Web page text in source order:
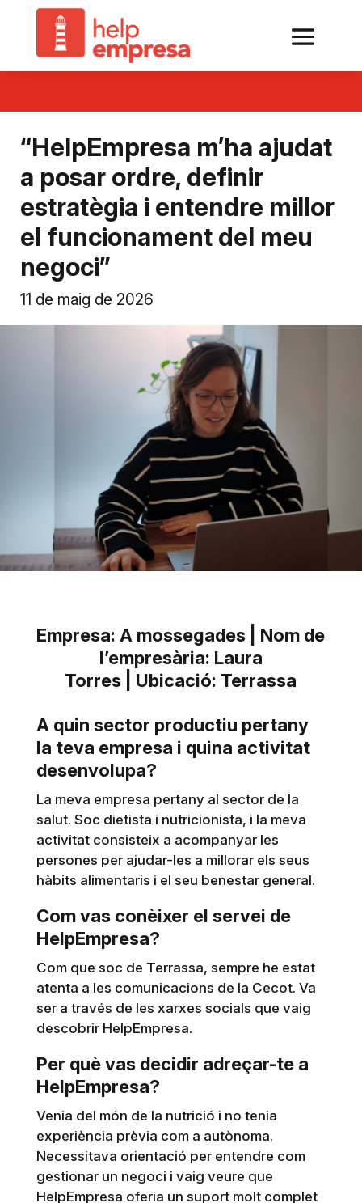
“HelpEmpresa m’ha ajudat
a posar ordre, definir
estratègia i entendre millor
el funcionament del meu
negoci”
11 de maig de 2026
Empresa: A mossegades | Nom de
l’empresària: Laura
Torres | Ubicació: Terrassa
A quin sector productiu pertany
la teva empresa i quina activitat
desenvolupa?
La meva empresa pertany al sector de la
salut. Soc dietista i nutricionista, i la meva
activitat consisteix a acompanyar les
persones per ajudar-les a millorar els seus
hàbits alimentaris i el seu benestar general.
Com vas conèixer el servei de
HelpEmpresa?
Com que soc de Terrassa, sempre he estat
atenta a les comunicacions de la Cecot. Va
ser a través de les xarxes socials que vaig
descobrir HelpEmpresa.
Per què vas decidir adreçar-te a
HelpEmpresa?
Venia del món de la nutrició i no tenia
experiència prèvia com a autònoma.
Necessitava orientació per entendre com
gestionar un negoci i vaig veure que
HelpEmpresa oferia un suport molt complet